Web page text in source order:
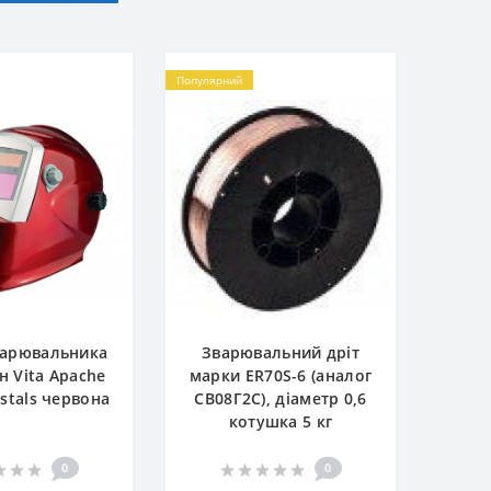
Vita Apache
червона
0
Популярний
Зварювальний дріт
марки ER70S-6 (аналог
СВ08Г2С), діаметр 0,6
котушка 5 кг
0